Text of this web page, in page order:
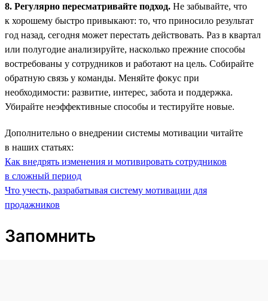
8. Регулярно пересматривайте подход. Не забывайте, что
к хорошему быстро привыкают: то, что приносило результат
год назад, сегодня может перестать действовать. Раз в квартал
или полугодие анализируйте, насколько прежние способы
востребованы у сотрудников и работают на цель. Собирайте
обратную связь у команды. Меняйте фокус при
необходимости: развитие, интерес, забота и поддержка.
Убирайте неэффективные способы и тестируйте новые.
Дополнительно о внедрении системы мотивации читайте
в наших статьях:
Как внедрять изменения и мотивировать сотрудников
в сложный период
Что учесть, разрабатывая систему мотивации для
продажников
Запомнить